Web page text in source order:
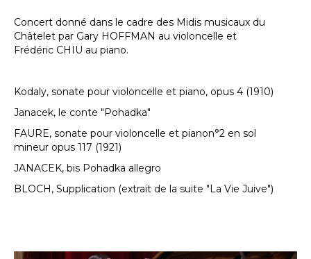
Concert donné dans le cadre des Midis musicaux du
Châtelet par Gary HOFFMAN au violoncelle et
Frédéric CHIU au piano.
Kodaly, sonate pour violoncelle et piano, opus 4 (1910)
Janacek, le conte "Pohadka"
FAURE, sonate pour violoncelle et pianon°2 en sol
mineur opus 117 (1921)
JANACEK, bis Pohadka allegro
BLOCH, Supplication (extrait de la suite "La Vie Juive")